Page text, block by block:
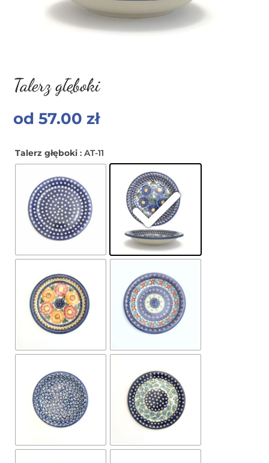
Talerz głęboki
od57.00 zł
Talerz głęboki : AT-11